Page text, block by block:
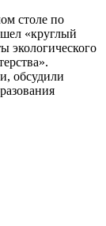
столе по
«круглый
экологического
обсудили